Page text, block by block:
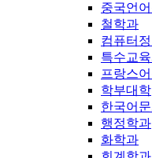
중국언
철학과
컴퓨터
특수교
프랑스
학부대학
한국어
행정학과
화학과